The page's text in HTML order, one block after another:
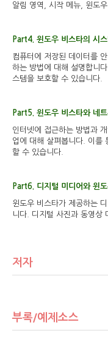
알림 영역, 시작 메뉴, 윈도
Part4. 윈도우 비스타의 시
컴퓨터에 저장된 데이터를
하는 방법에 대해 설명합니
스템을 보호할 수 있습니다.
Part5. 윈도우 비스타와 네
인터넷에 접근하는 방법과
업에 대해 살펴봅니다. 이를
할 수 있습니다.
Part6. 디지털 미디어와 윈
윈도우 비스타가 제공하는
니다. 디지털 사진과 동영상
저자
부록/예제소스